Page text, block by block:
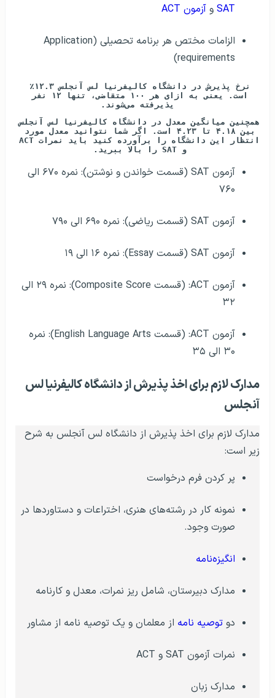
SAT و آزمون ACT
الزامات مختص هر برنامه تحصیلی (Application
requirements)
پذیرفته می‌شوند.
همچنین میانگین معدل در دانشگاه کالیفرنیا لس آنجلس
و SAT را بالا ببرید.
آزمون SAT (قسمت خواندن و نوشتن): نمره ۶۷۰ الی
۷۶۰
آزمون SAT (قسمت ریاضی): نمره ۶۹۰ الی ۷۹۰
آزمون SAT (قسمت Essay): نمره ۱۶ الی ۱۹
آزمون ACT: (قسمت Composite Score): نمره ۲۹ الی
۳۲
آزمون ACT: (قسمت English Language Arts): نمره
۳۰ الی ۳۵
مدارک لازم برای اخذ پذیرش از دانشگاه کالیفرنیا لس
آنجلس
مدارک لازم برای اخذ پذیرش از دانشگاه لس آنجلس به شرح
زیر است:
پر کردن فرم درخواست
نمونه کار در رشته‌های هنری، اختراعات و دستاوردها در
صورت وجود.
انگیزه‌نامه
مدارک دبیرستان، شامل ریز نمرات، معدل و کارنامه
دو توصیه نامه از معلمان و یک توصیه نامه از مشاور
نمرات آزمون SAT و ACT
مدارک زبان